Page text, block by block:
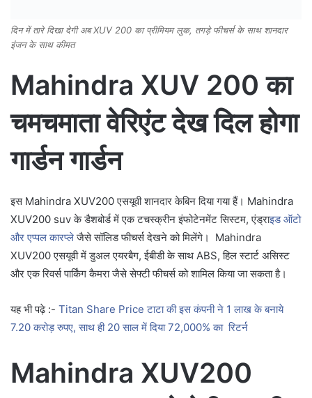
दिन में तारे दिखा देगी अब XUV 200 का प्रीमियम लुक, तगड़े फीचर्स के साथ शानदार
इंजन के साथ कीमत
Mahindra XUV 200 का
चमचमाता वेरिएंट देख दिल होगा
गार्डन गार्डन
इस Mahindra XUV200 एसयूवी शानदार केबिन दिया गया हैं। Mahindra
XUV200 suv के डैशबोर्ड में एक टचस्क्रीन इंफोटेनमेंट सिस्टम, एंड्राइड ऑटो
और एप्पल कारप्लेजैसे सॉलिड फीचर्स देखने को मिलेंगे। Mahindra
XUV200 एसयूवी में डुअल एयरबैग, ईबीडी के साथ ABS, हिल स्टार्ट असिस्ट
और एक रिवर्स पार्किंग कैमरा जैसे सेफ्टी फीचर्स को शामिल किया जा सकता है।
यह भी पढ़े :- Titan Share Price टाटा की इस कंपनी ने 1 लाख के बनाये
7.20 करोड़ रुपए, साथ ही 20 साल में दिया 72,000% का रिटर्न
Mahindra XUV200